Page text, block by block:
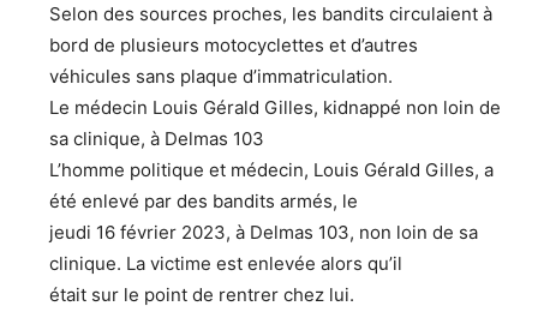
Selon des sources proches, les bandits circulaient à
bord de plusieurs motocyclettes et d’autres
véhicules sans plaque d’immatriculation.
Le médecin Louis Gérald Gilles, kidnappé non loin de
sa clinique, à Delmas 103
L’homme politique et médecin, Louis Gérald Gilles, a
été enlevé par des bandits armés, le
jeudi 16 février 2023, à Delmas 103, non loin de sa
clinique. La victime est enlevée alors qu’il
était sur le point de rentrer chez lui.